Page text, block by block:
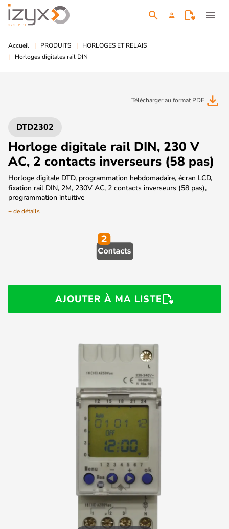
search person menu
Accueil PRODUITS
HORLOGES ET RELAIS
Horloges digitales rail DIN
Télécharger au format PDF file_download
DTD2302
Horloge digitale rail DIN, 230 V
AC, 2 contacts inverseurs (58 pas)
Horloge digitale DTD, programmation hebdomadaire, écran LCD,
fixation rail DIN, 2M, 230V AC, 2 contacts inverseurs (58 pas),
programmation intuitive
+ de détails
AJOUTER À MA LISTE